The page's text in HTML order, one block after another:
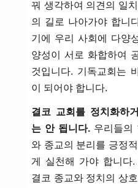
꿔 생각하여 의견의 일
의 길로 나아가야 합니
기에 우리 사회에 다양
양성이 서로 화합하여
것입니다. 기독교회는
이 되어야 합니다.
결코 교회를 정치화하
는 안 됩니다.우리들의
와 종교의 분리를 긍정
게 실천해 가야 합니다
결코 종교와 정치의 상